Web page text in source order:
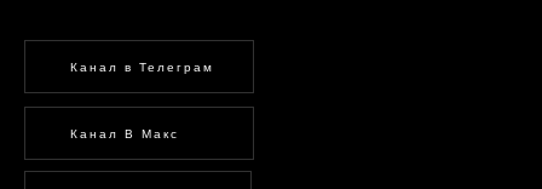
Канал В Макс
Канал в Телеграм